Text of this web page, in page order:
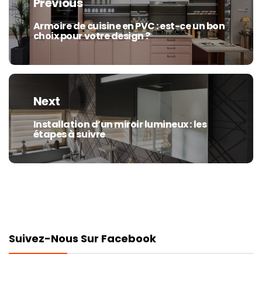
l’article
Previous
post:
Armoire de cuisine en PVC : est-ce un bon
choix pour votre design ?
Next
Next
post:
Installation d’un miroir lumineux : les
étapes à suivre
Suivez-Nous Sur Facebook